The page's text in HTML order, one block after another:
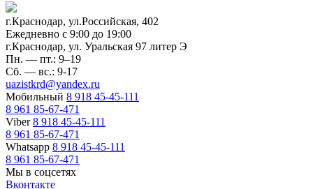
г.Краснодар, ул.Российская, 402
Ежедневно c 9:00 до 19:00
г.Краснодар, ул. Уральская 97 литер Э
Пн. — пт.: 9–19
Сб. — вс.: 9-17
uazistkrd@yandex.ru
Мобильный 8 918 45-45-111
8 961 85-67-471
Viber8 918 45-45-111
8 961 85-67-471
Whatsapp 8 918 45-45-111
8 961 85-67-471
Мы в соцсетях
Вконтакте